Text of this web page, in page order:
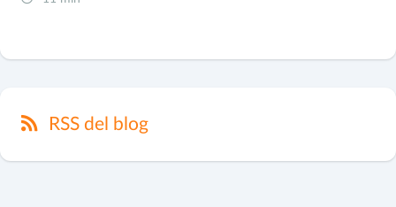
RSS del blog